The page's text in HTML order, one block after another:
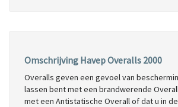
Omschrijving Havep Overalls 2000
Overalls geven een gevoel van
lassen bent met een brandwerende
met een Antistatische Overall of dat u in